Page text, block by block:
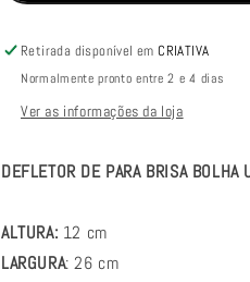
PARA
BOLHA
UNIVERASAL
PARA
BOLHA
UNIVERASAL
Retirada disponível emCRIATIVA
Normalmente pronto entre 2 e 4 dias
Ver as informações da loja
DEFLETOR DE PARA BRISA BOLHA
ALTURA: 12 cm
LARGURA: 26 cm